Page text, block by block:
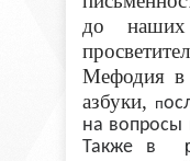
до
Мефодия в
азбуки, п
на вопросы
Также в